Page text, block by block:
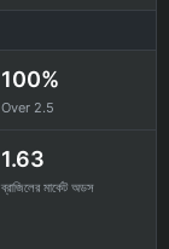
100%
Over 2.5
1.63
ব্রাজিলের মার্কেট অডস